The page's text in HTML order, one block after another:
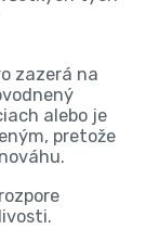
zazerá na
alebo je
pretože